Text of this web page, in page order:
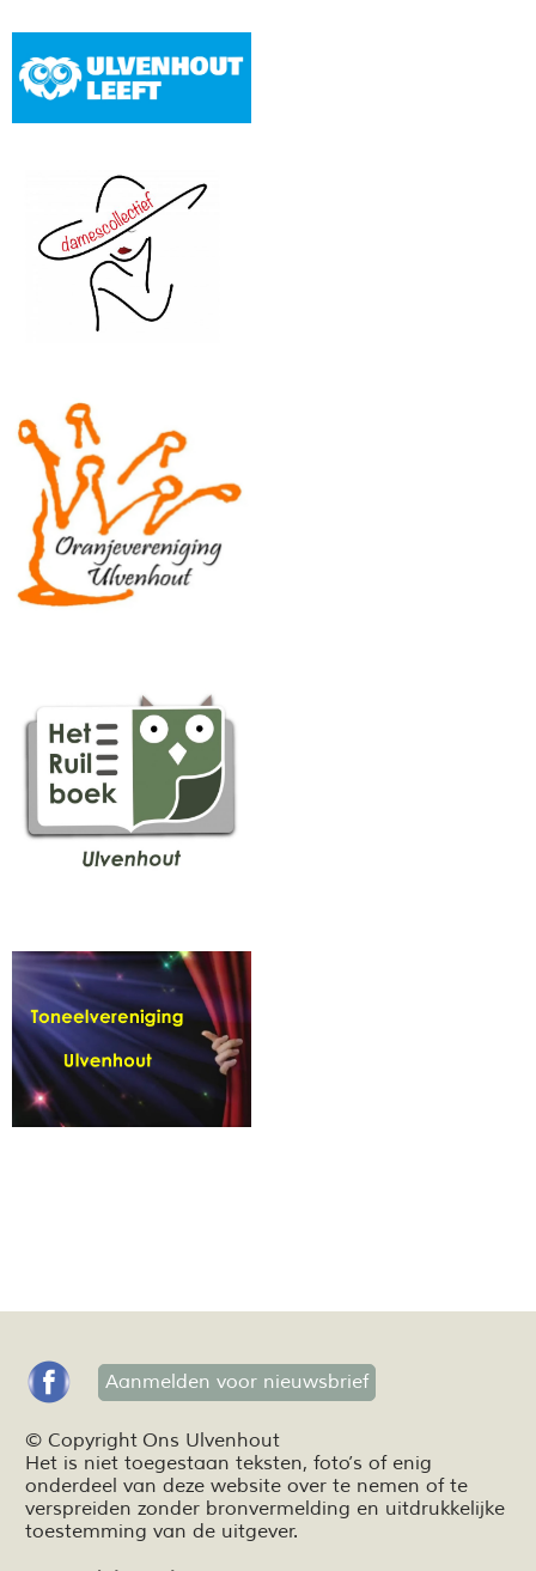
Aanmelden voor nieuwsbrief
© Copyright Ons Ulvenhout
Het is niet toegestaan teksten, foto’s of enig
onderdeel van deze website over te nemen of te
verspreiden zonder bronvermelding en uitdrukkelijke
toestemming van de uitgever.